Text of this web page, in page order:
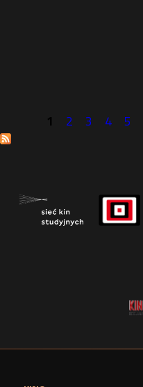
S
1 2 3 4 5